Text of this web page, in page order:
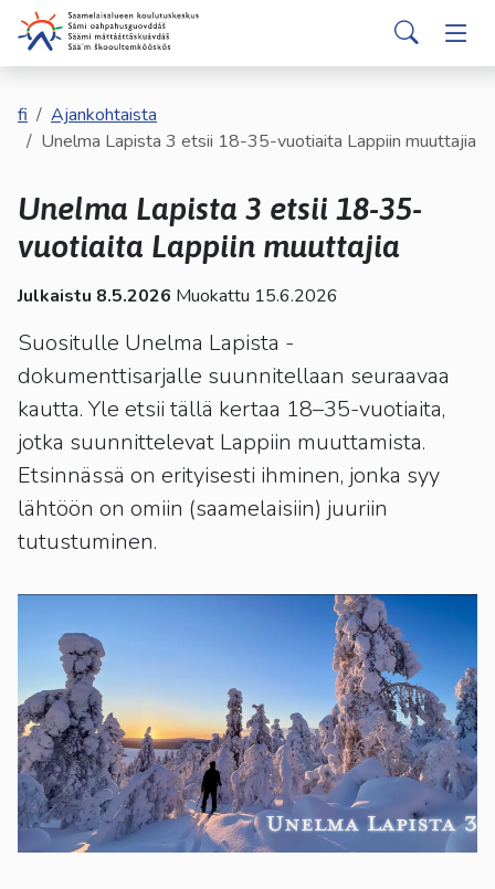
Siirry pääsisältöönenglish
Valitse
oleva
tulos
ja
alasnuolilla.
Siirry
valittuun
painamalla
enteriä.
Kosketuslaitteiden
käyttäjät
voivat
käyttää
kosketus-
pyyhkäisyliikkeitä.
Hakijalle
Opiskelijalle
Palvelut
Yhteystiedot
fi
Ajankohtaista
Unelma Lapista 3 etsii 18-35-vuotiaita Lappiin muuttajia
Unelma Lapista 3 etsii 18-35-
vuotiaita Lappiin muuttajia
Julkaistu 8.5.2026 Muokattu 15.6.2026
Suositulle Unelma Lapista -
dokumenttisarjalle suunnitellaan seuraavaa
kautta. Yle etsii tällä kertaa 18–35-vuotiaita,
jotka suunnittelevat Lappiin muuttamista.
Etsinnässä on erityisesti ihminen, jonka syy
lähtöön on omiin (saamelaisiin) juuriin
tutustuminen.